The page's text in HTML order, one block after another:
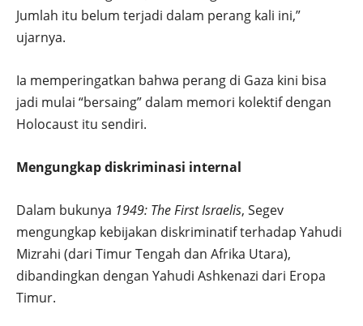
Jumlah itu belum terjadi dalam perang kali ini,”
ujarnya.
Ia memperingatkan bahwa perang di Gaza kini bisa
jadi mulai “bersaing” dalam memori kolektif dengan
Holocaust itu sendiri.
Mengungkap diskriminasi internal
Dalam bukunya 1949: The First Israelis, Segev
mengungkap kebijakan diskriminatif terhadap Yahudi
Mizrahi (dari Timur Tengah dan Afrika Utara),
dibandingkan dengan Yahudi Ashkenazi dari Eropa
Timur.